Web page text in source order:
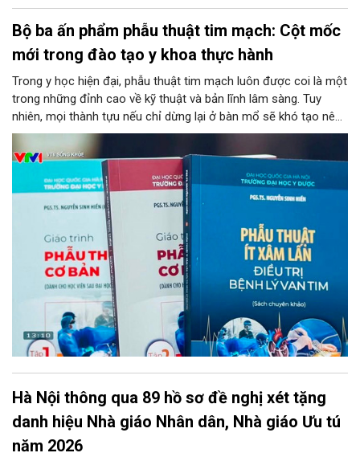
Bộ ba ấn phẩm phẫu thuật tim mạch: Cột mốc
mới trong đào tạo y khoa thực hành
Trong y học hiện đại, phẫu thuật tim mạch luôn được coi là một
trong những đỉnh cao về kỹ thuật và bản lĩnh lâm sàng. Tuy
nhiên, mọi thành tựu nếu chỉ dừng lại ở bàn mổ sẽ khó tạo nên
tính bền vững cho nền y tế chung. Chuyển hóa những kinh
nghiệm từ thực tiễn thành nguồn tri thức học thuật bài bản,
chuẩn hóa chính là chìa khóa then chốt để đào tạo thế hệ kế
thừa. Mới đây, bước tiến ấy đã được cụ thể hóa bằng sự ra mắt
của bộ ba ấn phẩm y học chuyên ngành do PGS.TS. Nguyễn
Sinh Hiền – Giám đốc Bệnh viện Tim Hà Nội chủ biên, đánh dấu
một cột mốc quan trọng trong công tác nghiên cứu, đào tạo và
chuyển giao công nghệ phẫu thuật tim tại Việt Nam.
Hà Nội thông qua 89 hồ sơ đề nghị xét tặng
danh hiệu Nhà giáo Nhân dân, Nhà giáo Ưu tú
năm 2026